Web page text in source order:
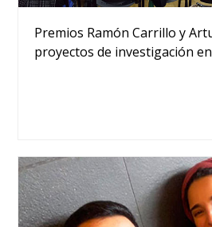
Premios Ramón Carrillo y
proyectos de investigación